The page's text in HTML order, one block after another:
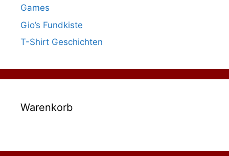
Games
Gio’s Fundkiste
T-Shirt Geschichten
Warenkorb